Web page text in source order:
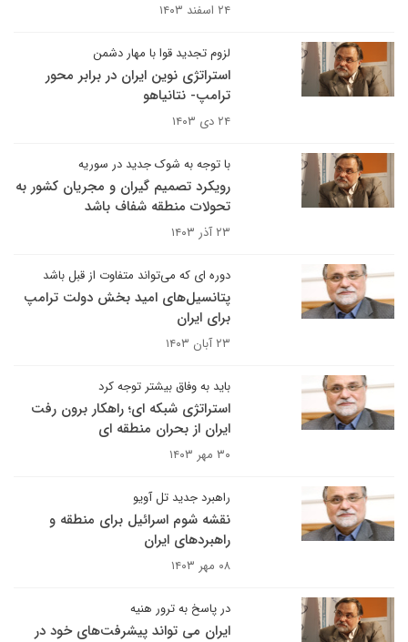
۲۴ اسفند ۱۴۰۳
لزوم تجدید قوا با مهار دشمن
استراتژی نوین ایران در برابر محور
ترامپ- نتانیاهو
۲۴ دی ۱۴۰۳
با توجه به شوک جدید در سوریه
رویکرد تصمیم گیران و مجریان کشور به
تحولات منطقه شفاف باشد
۲۳ آذر ۱۴۰۳
دوره ای که می‌تواند متفاوت از قبل باشد
پتانسیل‌های امید بخش دولت ترامپ
برای ایران
۲۳ آبان ۱۴۰۳
باید به وفاق بیشتر توجه کرد
استراتژی شبکه ای؛ راهکار برون رفت
ایران از بحران منطقه ای
۳۰ مهر ۱۴۰۳
راهبرد جدید تل آویو
نقشه شوم اسرائیل برای منطقه و
راهبردهای ایران
۰۸ مهر ۱۴۰۳
در پاسخ به ترور هنیه
ایران می تواند پیشرفت‌های خود در